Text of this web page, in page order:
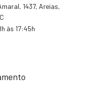
1437, Areias,
às 17:45h